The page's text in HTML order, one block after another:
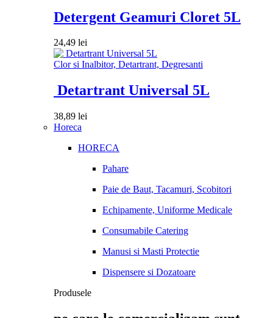
Detergent Geamuri Cloret 5L
24,49 lei
Clor si Inalbitor, Detartrant, Degresanti
Detartrant Universal 5L
38,89 lei
Horeca
HORECA
Pahare
Paie de Baut, Tacamuri, Scobitori
Echipamente, Uniforme Medicale
Consumabile Catering
Manusi si Masti Protectie
Dispensere si Dozatoare
Produsele